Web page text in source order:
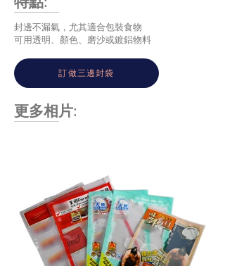
封邊不漏氣，尤其適合包裝食物
可用透明、顏色、磨沙或鍍鋁物料
訂做三邊封袋
更多相片: